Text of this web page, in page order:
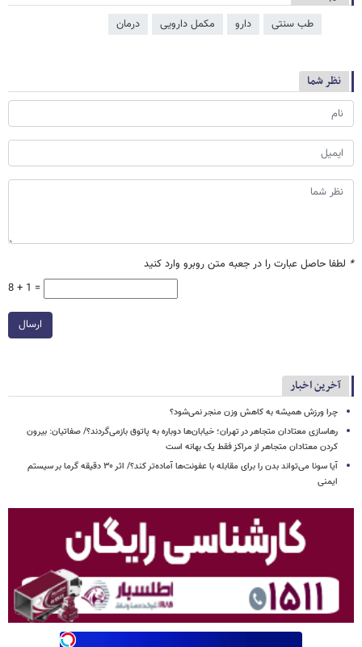
طب سنتی دارو مکمل دارویی درمان
نظر شما
* لطفا حاصل عبارت را در جعبه متن روبرو وارد کنید
8 + 1 =
ارسال
آخرین اخبار
چرا ورزش همیشه به کاهش وزن منجر نمی‌شود؟
رهاسازی معتادان متجاهر در تهران؛ خیابان‌ها دوباره به پاتوق بازمی‌گردند؟/ صفاتیان: بیرون
کردن معتادان متجاهر از مراکز فقط یک بهانه است
آیا سونا می‌تواند بدن را برای مقابله با عفونت‌ها آماده‌تر کند؟/ اثر ۳۰ دقیقه گرما بر سیستم
ایمنی